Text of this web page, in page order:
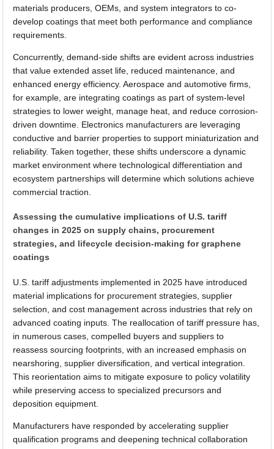
materials producers, OEMs, and system integrators to co-
develop coatings that meet both performance and compliance
requirements.
Concurrently, demand-side shifts are evident across industries
that value extended asset life, reduced maintenance, and
enhanced energy efficiency. Aerospace and automotive firms,
for example, are integrating coatings as part of system-level
strategies to lower weight, manage heat, and reduce corrosion-
driven downtime. Electronics manufacturers are leveraging
conductive and barrier properties to support miniaturization and
reliability. Taken together, these shifts underscore a dynamic
market environment where technological differentiation and
ecosystem partnerships will determine which solutions achieve
commercial traction.
Assessing the cumulative implications of U.S. tariff
changes in 2025 on supply chains, procurement
strategies, and lifecycle decision-making for graphene
coatings
U.S. tariff adjustments implemented in 2025 have introduced
material implications for procurement strategies, supplier
selection, and cost management across industries that rely on
advanced coating inputs. The reallocation of tariff pressure has,
in numerous cases, compelled buyers and suppliers to
reassess sourcing footprints, with an increased emphasis on
nearshoring, supplier diversification, and vertical integration.
This reorientation aims to mitigate exposure to policy volatility
while preserving access to specialized precursors and
deposition equipment.
Manufacturers have responded by accelerating supplier
qualification programs and deepening technical collaboration